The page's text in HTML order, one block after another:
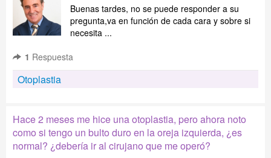
Buenas tardes, no se puede responder a su
pregunta,va en función de cada cara y sobre si
necesita ...
1 Respuesta
Otoplastia
Hace 2 meses me hice una otoplastia, pero ahora noto
como si tengo un bulto duro en la oreja izquierda, ¿es
normal? ¿debería ir al cirujano que me operó?